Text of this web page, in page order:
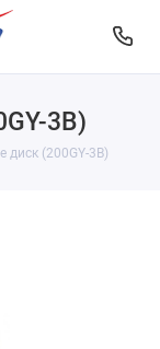
3B)
диск (200GY-3B)